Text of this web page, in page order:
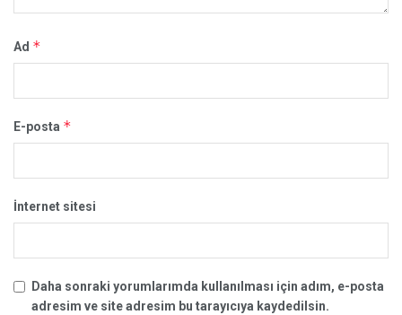
Ad *
E-posta *
İnternet sitesi
Daha sonraki yorumlarımda kullanılması için adım, e-posta
adresim ve site adresim bu tarayıcıya kaydedilsin.